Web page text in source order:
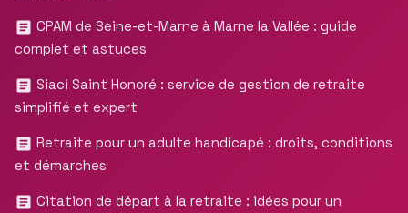
CPAM de Seine-et-Marne à Marne la Vallée : guide
complet et astuces
Siaci Saint Honoré : service de gestion de retraite
simplifié et expert
Retraite pour un adulte handicapé : droits, conditions
et démarches
Citation de départ à la retraite : idées pour un